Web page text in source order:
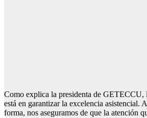
Como explica la presidenta de GETECCU,
está en garantizar la excelencia asistencial.
forma, nos aseguramos de que la atención